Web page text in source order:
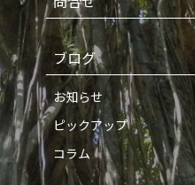
ブログ
お知らせ
ピックアップ
コラム